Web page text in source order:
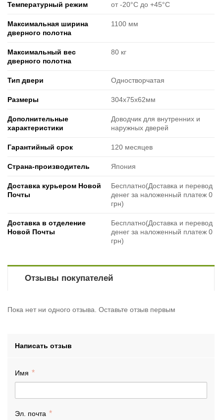
Температурный режим от -20°C до +45°C
Максимальная ширина
дверного полотна
1100 мм
Максимальный вес
дверного полотна
80 кг
Тип двери Одностворчатая
Размеры 304х75х62мм
Дополнительные
характеристики
Доводчик для внутренних и
наружных дверей
Гарантийный срок 120 месяцев
Страна-производитель Япония
Доставка курьером Новой
Почты
Бесплатно(Доставка и перевод
денег за наложенный платеж 0
грн)
Доставка в отделение
Новой Почты
Бесплатно(Доставка и перевод
денег за наложенный платеж 0
грн)
Отзывы покупателей
Пока нет ни одного отзыва. Оставьте отзыв первым
Написать отзыв
Имя
Эл. почта